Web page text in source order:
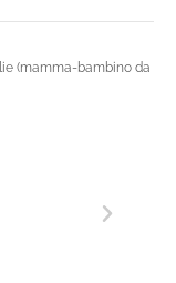
(mamma-bambino da